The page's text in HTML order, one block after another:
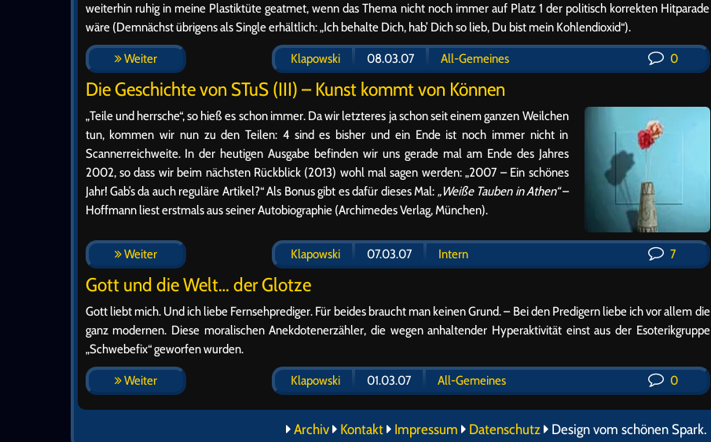
weiterhin ruhig in meine Plastiktüte geatmet, wenn das Thema nicht noch immer auf Platz 1 der politisch korrekten Hitparade
wäre (Demnächst übrigens als Single erhältlich: „Ich behalte Dich, hab’ Dich so lieb, Du bist mein Kohlendioxid“).
Weiter Klapowski 08.03.07 All-Gemeines 0
Die Geschichte von STuS (III) – Kunst kommt von Können
„Teile und herrsche“, so hieß es schon immer. Da wir letzteres ja schon seit einem ganzen Weilchen
tun, kommen wir nun zu den Teilen: 4 sind es bisher und ein Ende ist noch immer nicht in
Scannerreichweite. In der heutigen Ausgabe befinden wir uns gerade mal am Ende des Jahres
2002, so dass wir beim nächsten Rückblick (2013) wohl mal sagen werden: „2007 – Ein schönes
Jahr! Gab’s da auch reguläre Artikel?“ Als Bonus gibt es dafür dieses Mal: „Weiße Tauben in Athen“–
Hoffmann liest erstmals aus seiner Autobiographie (Archimedes Verlag, München).
Weiter Klapowski 07.03.07 Intern 7
Gott und die Welt… der Glotze
Gott liebt mich. Und ich liebe Fernsehprediger. Für beides braucht man keinen Grund. – Bei den Predigern liebe ich vor allem die
ganz modernen. Diese moralischen Anekdotenerzähler, die wegen anhaltender Hyperaktivität einst aus der Esoterikgruppe
„Schwebefix“ geworfen wurden.
Weiter Klapowski 01.03.07 All-Gemeines 0
Archiv Kontakt Impressum Datenschutz Design vom schönen Spark.